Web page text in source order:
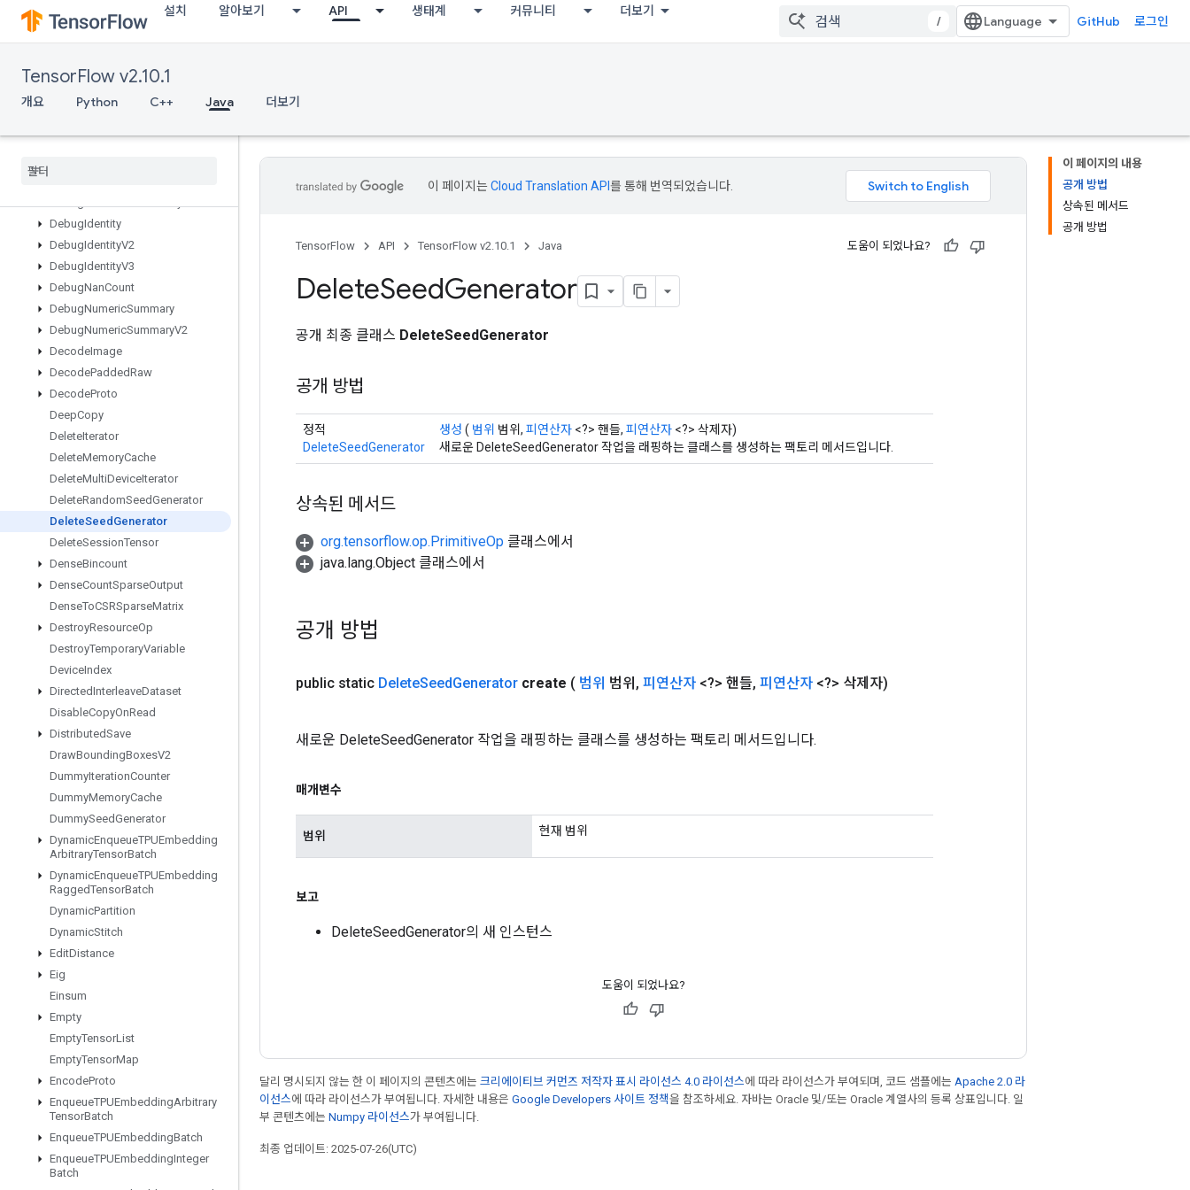
설치 알아보기 API 생태계 커뮤니티 더보기
/ GitHub 로그인
TensorFlow v2.10.1
개요 Python C++ Java 더보기
DTensorRestoreV2
DTensorSetGlobalTPUArray
DataServiceDatasetV2
DatasetCardinality
DatasetToGraphV2
DebugIdentity
DebugIdentityV2
DebugIdentityV3
DebugNanCount
DebugNumericSummary
DebugNumericSummaryV2
DecodeImage
DecodePaddedRaw
DecodeProto
DeepCopy
DeleteIterator
DeleteMemoryCache
DeleteMultiDeviceIterator
DeleteRandomSeedGenerator
DeleteSeed Generator
DeleteSessionTensor
DenseBincount
DenseCountSparseOutput
DenseToCSRSparseMatrix
DestroyResourceOp
DestroyTemporaryVariable
DeviceIndex
DirectedInterleaveDataset
DisableCopyOnRead
DistributedSave
DrawBoundingBoxesV2
DummyIterationCounter
DummyMemoryCache
DummySeedGenerator
DynamicEnqueueTPUEmbedding
ArbitraryTensorBatch
DynamicEnqueueTPUEmbedding
RaggedTensorBatch
DynamicPartition
DynamicStitch
EditDistance
Eig
Einsum
Empty
EmptyTensorList
EmptyTensorMap
EncodeProto
EnqueueTPUEmbeddingArbitrary
TensorBatch
EnqueueTPUEmbeddingBatch
EnqueueTPUEmbeddingInteger
Batch
이 페이지의 내용
공개 방법
상속된 메서드
공개 방법
이 페이지는Cloud Translation API 를 통해 번역되었습니다.
TensorFlow API TensorFlow v2.10.1 Java 도움이 되었나요?
DeleteSeedGenerator
공개 최종 클래스 DeleteSeedGenerator
공개 방법
정적
DeleteSeedGenerator
생성 ( 범위 범위, 피연산자 <?> 핸들, 피연산자 <?> 삭제자)
새로운 DeleteSeedGenerator 작업을 래핑하는 클래스를 생성하는 팩토리 메서드입니다.
상속된 메서드
org.tensorflow.op.PrimitiveOp 클래스에서
java.lang.Object 클래스에서
공개 방법
public static DeleteSeedGenerator create ( 범위 범위 , 피연산자 <?> 핸들, 피연산자 <?> 삭제자)
새로운 DeleteSeedGenerator 작업을 래핑하는 클래스를 생성하는 팩토리 메서드입니다.
매개변수
범위 현재 범위
보고
DeleteSeedGenerator의 새 인스턴스
도움이 되었나요?
달리 명시되지 않는 한 이 페이지의 콘텐츠에는 크리에이티브 커먼즈 저작자 표시 라이선스 4.0 라이선스에 따라 라이선스가 부여되며, 코드 샘플에는 Apache 2.0 라
이선스에 따라 라이선스가 부여됩니다. 자세한 내용은 Google Developers 사이트 정책을 참조하세요. 자바는 Oracle 및/또는 Oracle 계열사의 등록 상표입니다. 일
부 콘텐츠에는 Numpy 라이선스가 부여됩니다.
최종 업데이트: 2025-07-26(UTC)